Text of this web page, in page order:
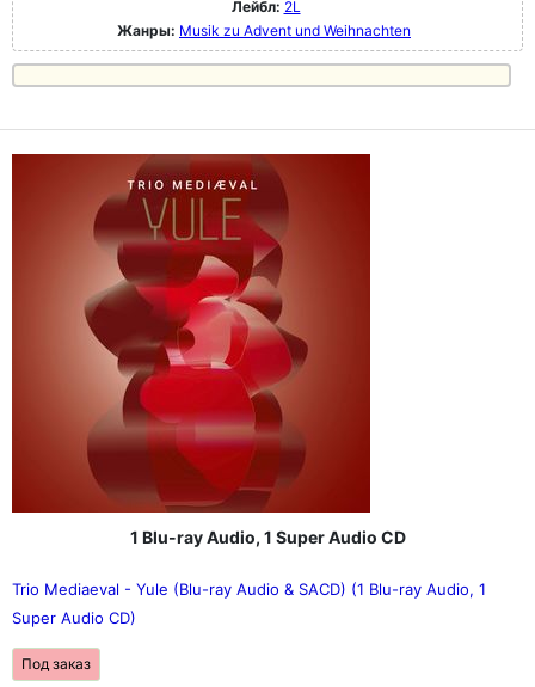
Лейбл: 2L
Жанры: Musik zu Advent und Weihnachten
1 Blu-ray Audio, 1 Super Audio CD
Trio Mediaeval - Yule (Blu-ray Audio & SACD) (1 Blu-ray Audio, 1
Super Audio CD)
Под заказ